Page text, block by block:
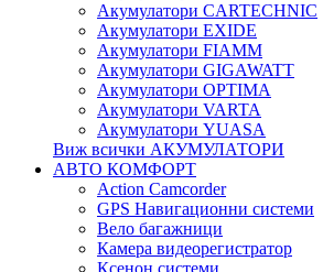
Акумулатори CARTECHNIC
Акумулатори EXIDE
Акумулатори FIAMM
Акумулатори GIGAWATT
Акумулатори OPTIMA
Акумулатори VARTA
Акумулатори YUASA
Виж всички АКУМУЛАТОРИ
АВТО КОМФОРТ
Action Camcorder
GPS Навигационни системи
Вело багажници
Камера видеорегистратор
Ксенон системи